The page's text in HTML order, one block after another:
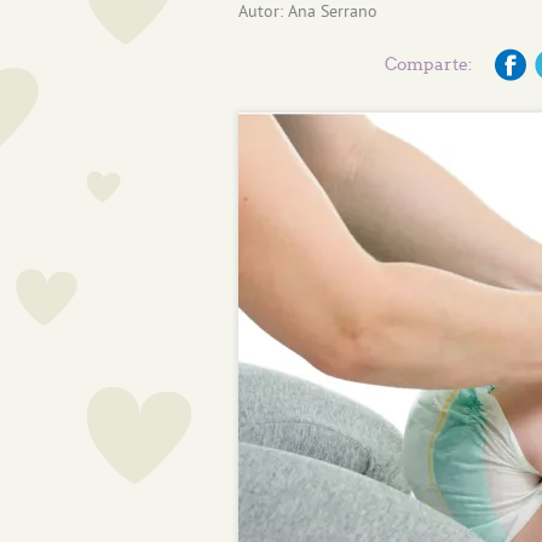
Autor: Ana Serrano
Comparte: